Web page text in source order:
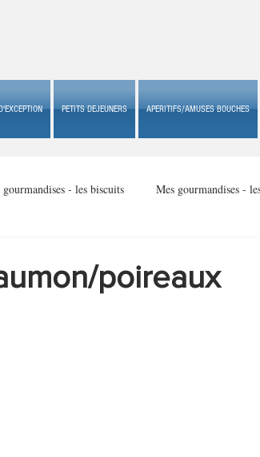
PETITS DEJEUNERS APERITIFS/AMUSES BOUCHES
gourmandises - les biscuits Mes gourmandises -
poireaux